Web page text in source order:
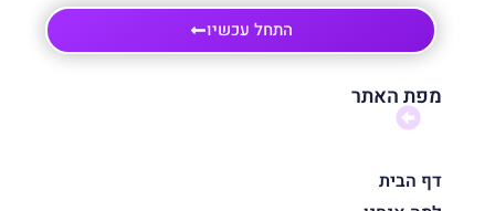
התחל עכשיו
מפת האתר
דף הבית